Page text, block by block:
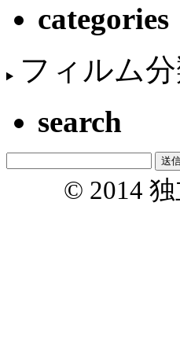
categories
フィルム
search
© 2014